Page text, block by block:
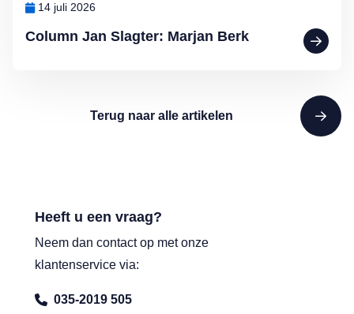
Column Jan Slagter: Marjan Berk
14 juli 2026
Terug naar alle artikelen
Heeft u een vraag?
Neem dan contact op met onze
klantenservice via:
035-2019 505